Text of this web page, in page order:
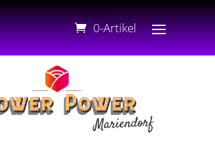
0-Artikel